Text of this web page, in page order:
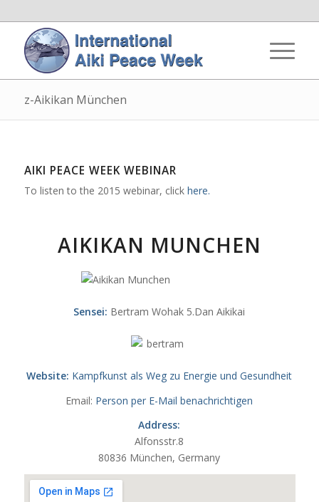
z-Aikikan München
AIKI PEACE WEEK WEBINAR
To listen to the 2015 webinar, clickhere.
AIKIKAN MUNCHEN
Sensei: Bertram Wohak 5.Dan Aikikai
Website: Kampfkunst als Weg zu Energie und Gesundheit
Email: Person per E-Mail benachrichtigen
Address:
Alfonsstr.8
80836 München, Germany